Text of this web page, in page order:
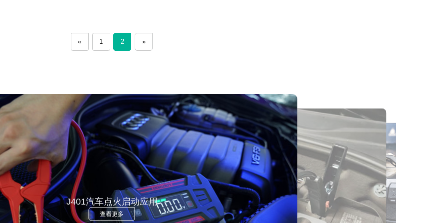
« 1 2 »
J401汽车点火启动应用
查看更多